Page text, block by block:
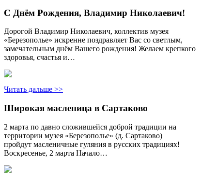
С Днём Рождения, Владимир Николаевич!
Дорогой Владимир Николаевич, коллектив музея
«Березополье» искренне поздравляет Вас со светлым,
замечательным днём Вашего рождения! Желаем крепкого
здоровья, счастья и…
Читать дальше >>
Широкая масленица в Сартаково
2 марта по давно сложившейся доброй традиции на
территории музея «Березополье» (д. Сартаково)
пройдут масленичные гуляния в русских традициях!
Воскресенье, 2 марта Начало…